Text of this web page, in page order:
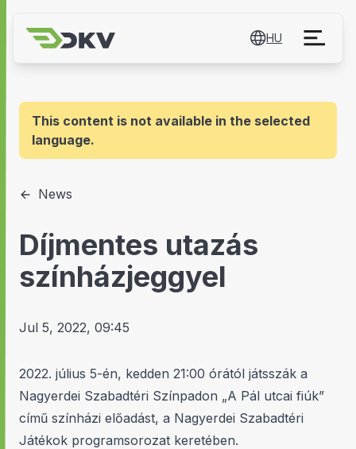
HU
This content is not available in the selected
language.
News
Díjmentes utazás
színházjeggyel
Jul 5, 2022, 09:45
2022. július 5-én, kedden 21:00 órától játsszák a
Nagyerdei Szabadtéri Színpadon „A Pál utcai fiúk”
című színházi előadást, a Nagyerdei Szabadtéri
Játékok programsorozat keretében.